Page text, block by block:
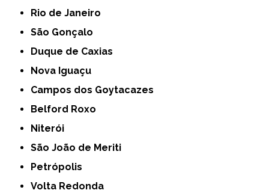
Rio de Janeiro
São Gonçalo
Duque de Caxias
Nova Iguaçu
Campos dos Goytacazes
Belford Roxo
Niterói
São João de Meriti
Petrópolis
Volta Redonda